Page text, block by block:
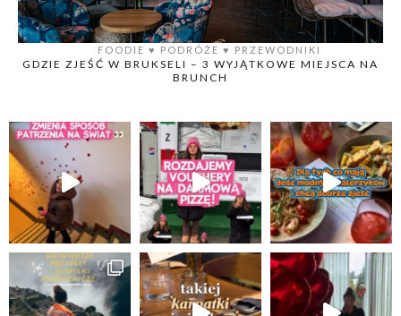
FOODIE ♥️ PODRÓŻE ♥️ PRZEWODNIKI
GDZIE ZJEŚĆ W BRUKSELI – 3 WYJĄTKOWE MIEJSCA NA
BRUNCH